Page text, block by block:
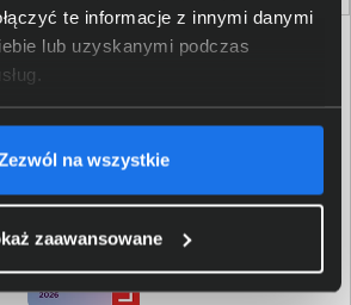
te informacje z innymi danymi
lub uzyskanymi podczas
na wszystkie
zaawansowane